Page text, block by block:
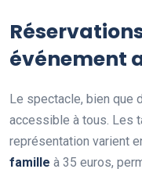
événement
Le spectacle, bien que
accessible à tous. Les
représentation varient
famille à 35 euros,